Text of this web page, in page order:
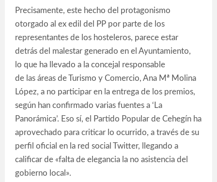
Precisamente, este hecho del protagonismo
otorgado al ex edil del PP por parte de los
representantes de los hosteleros, parece estar
detrás del malestar generado en el Ayuntamiento,
lo que ha llevado a la concejal responsable
de las áreas de Turismo y Comercio, Ana Mª Molina
López, a no participar en la entrega de los premios,
según han confirmado varias fuentes a ‘La
Panorámica’. Eso sí, el Partido Popular de Cehegín ha
aprovechado para criticar lo ocurrido, a través de su
perfil oficial en la red social Twitter, llegando a
calificar de «falta de elegancia la no asistencia del
gobierno local».